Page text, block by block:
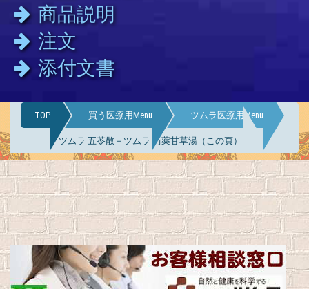
商品説明
注文
添付文書
TOP 買う医療用Menu ツムラ医療用Menu
ツムラ 五苓散＋ツムラ 芍薬甘草湯（この頁）